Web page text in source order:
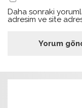
Daha sonraki
adresim ve site